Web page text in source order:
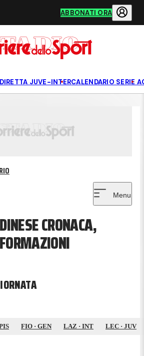
ABBONATI ORA
DIRETTA JUVE-INTERCALENDARIO SERIE A
Menu
CRONACA,
FIO · GEN LAZ · INT LEC · JUV